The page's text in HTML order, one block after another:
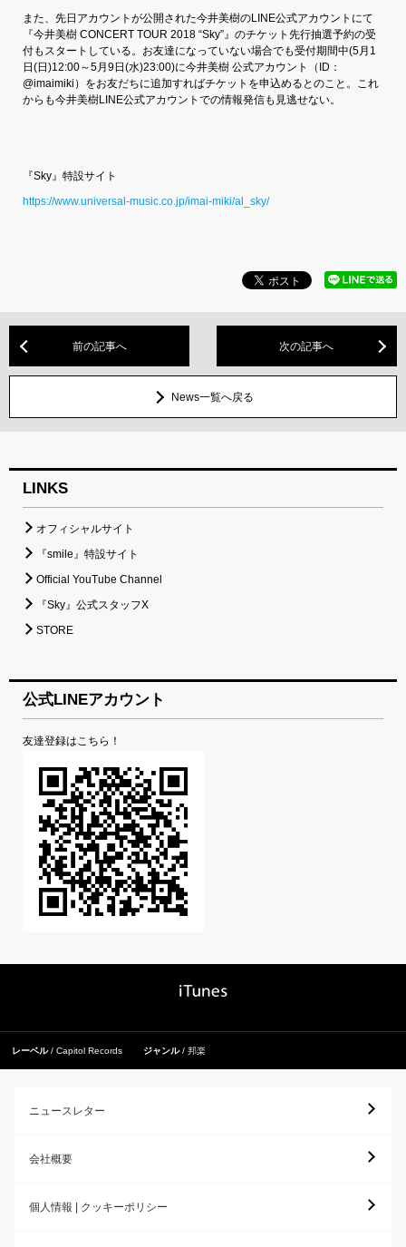
また、先日アカウントが公開された今井美樹のLINE公式アカウントにて
『今井美樹 CONCERT TOUR 2018 “Sky”』のチケット先行抽選予約の受
付もスタートしている。お友達になっていない場合でも受付期間中(5月1
日(日)12:00～5月9日(水)23:00)に今井美樹 公式アカウント（ID：
@imaimiki）をお友だちに追加すればチケットを申込めるとのこと。これ
からも今井美樹LINE公式アカウントでの情報発信も見逃せない。
『Sky』特設サイト
https://www.universal-music.co.jp/imai-miki/al_sky/
前の記事へ 次の記事へ
News一覧へ戻る
LINKS
オフィシャルサイト
『smile』特設サイト
Official YouTube Channel
『Sky』公式スタッフX
STORE
公式LINEアカウント
友達登録はこちら！
レーベル Capitol Records ジャンル 邦楽
ニュースレター
会社概要
個人情報 | クッキーポリシー